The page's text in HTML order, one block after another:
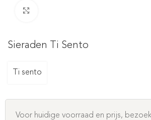
Sieraden Ti Sento
Ti sento
Voor huidige voorraad en prijs,